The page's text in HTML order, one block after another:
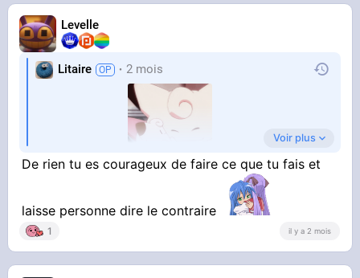
Levelle
Litaire 2 mois
Merci coupain
Voir plus
De rien tu es courageux de faire ce que tu fais et
laisse personne dire le contraire
1 il y a 2 mois